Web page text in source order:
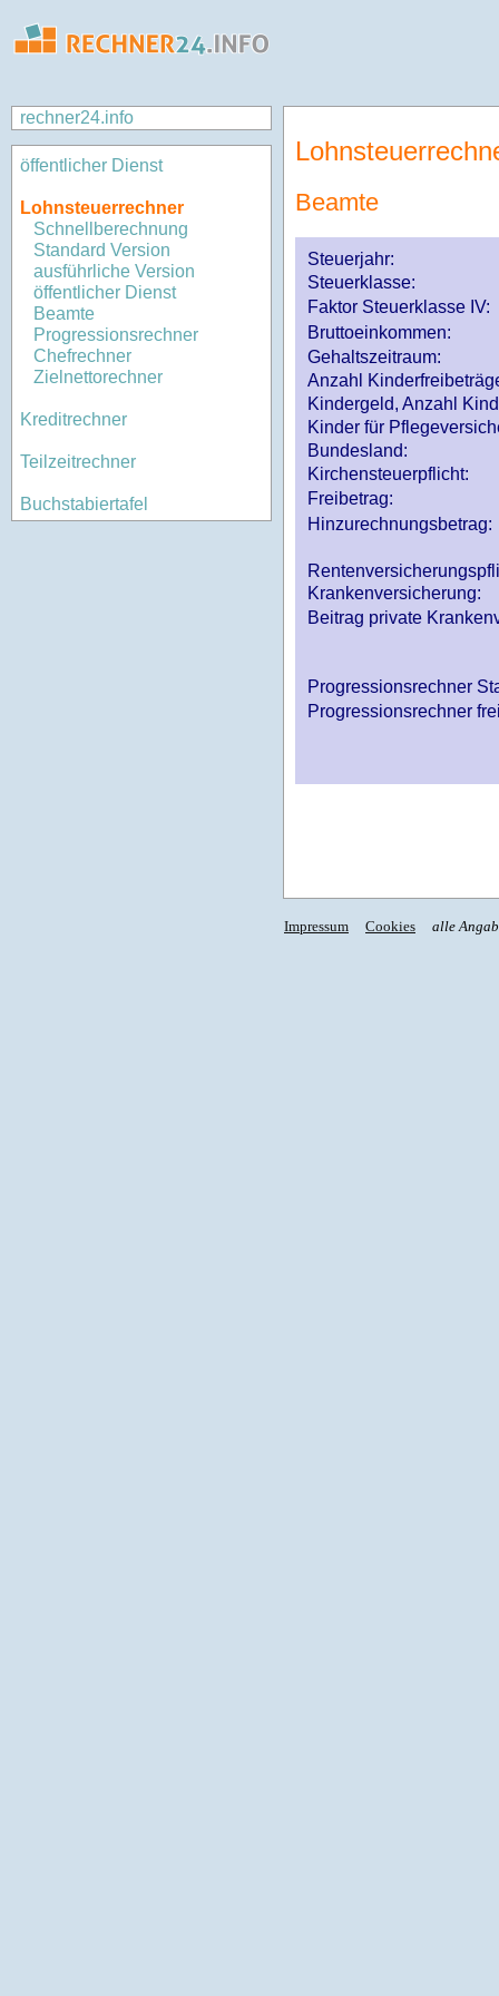
rechner24.info
öffentlicher Dienst
Lohnsteuerrechner
Schnellberechnung
Standard Version
ausführliche Version
öffentlicher Dienst
Beamte
Progressionsrechner
Chefrechner
Zielnettorechner
Kreditrechner
Teilzeitrechner
Buchstabiertafel
Beamte
Steuerjahr:
Steuerklasse:
Faktor Steuerklasse IV:
Bruttoeinkommen:
Gehaltszeitraum:
Anzahl
Kindergeld, Anzahl
Kinder für
Bundesland:
Kirchensteuerpflicht:
Freibetrag:
Hinzurechnungsbetrag:
Krankenversicherung:
Beitrag private
Progressionsrechner
Progressionsrechner
Impressum Cookies alle